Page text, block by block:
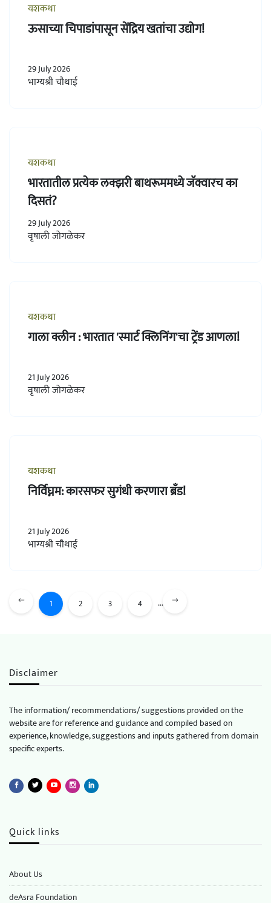
यशकथा
ऊसाच्या चिपाडांपासून सेंद्रिय खतांचा उद्योग!
29 July 2026
भाग्यश्री चौथाई
यशकथा
भारतातील प्रत्येक लक्झरी बाथरूममध्ये जॅक्वारच का
दिसतं?
29 July 2026
वृषाली जोगळेकर
यशकथा
गाला क्लीन : भारतात 'स्मार्ट क्लिनिंग'चा ट्रेंड आणला!
21 July 2026
वृषाली जोगळेकर
यशकथा
निर्विघ्नम: कारसफर सुगंधी करणारा ब्रँड!
21 July 2026
भाग्यश्री चौथाई
1 2 3 4 ...
Disclaimer
The information/ recommendations/ suggestions provided on the
website are for reference and guidance and compiled based on
experience, knowledge, suggestions and inputs gathered from domain
specific experts.
Quick links
About Us
deAsra Foundation